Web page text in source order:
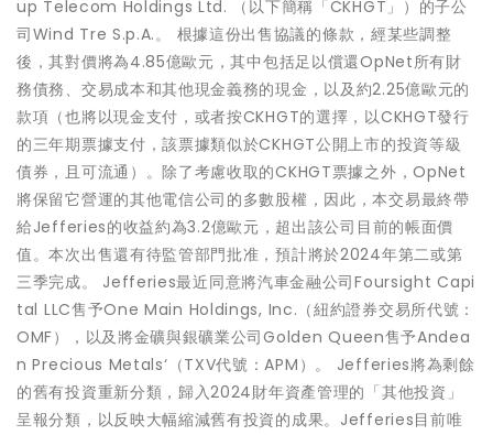
up Telecom Holdings Ltd. （以下簡稱「CKHGT」）的子公
司Wind Tre S.p.A.。 根據這份出售協議的條款，經某些調整
後，其對價將為4.85億歐元，其中包括足以償還OpNet所有財
務債務、交易成本和其他現金義務的現金，以及約2.25億歐元的
款項（也將以現金支付，或者按CKHGT的選擇，以CKHGT發行
的三年期票據支付，該票據類似於CKHGT公開上市的投資等級
債券，且可流通）。除了考慮收取的CKHGT票據之外，OpNet
將保留它營運的其他電信公司的多數股權，因此，本交易最終帶
給Jefferies的收益約為3.2億歐元，超出該公司目前的帳面價
值。本次出售還有待監管部門批准，預計將於2024年第二或第
三季完成。 Jefferies最近同意將汽車金融公司Foursight Capi
tal LLC售予One Main Holdings, Inc.（紐約證券交易所代號：
OMF），以及將金礦與銀礦業公司Golden Queen售予Andea
n Precious Metals‘（TXV代號：APM）。 Jefferies將為剩餘
的舊有投資重新分類，歸入2024財年資產管理的「其他投資」
呈報分類，以反映大幅縮減舊有投資的成果。Jefferies目前唯